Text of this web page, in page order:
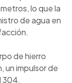
lo que la
de agua en
de hierro
un impulsor de
304,